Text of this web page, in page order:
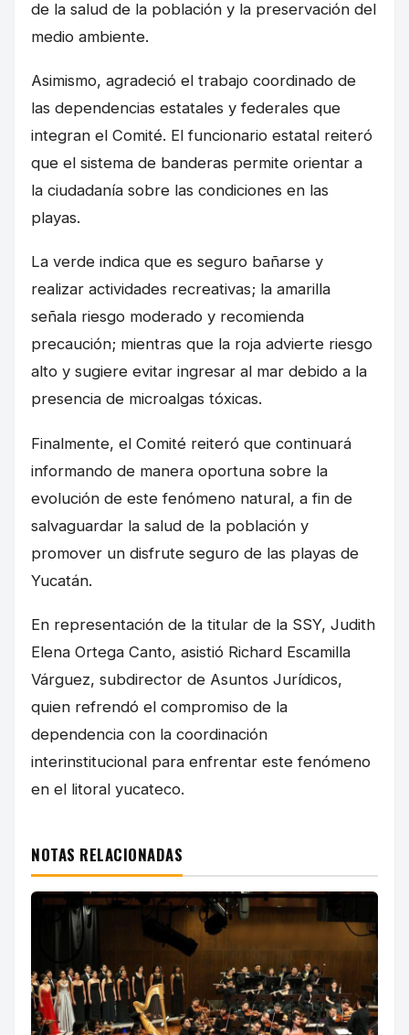
de la salud de la población y la preservación del
medio ambiente.
Asimismo, agradeció el trabajo coordinado de
las dependencias estatales y federales que
integran el Comité. El funcionario estatal reiteró
que el sistema de banderas permite orientar a
la ciudadanía sobre las condiciones en las
playas.
La verde indica que es seguro bañarse y
realizar actividades recreativas; la amarilla
señala riesgo moderado y recomienda
precaución; mientras que la roja advierte riesgo
alto y sugiere evitar ingresar al mar debido a la
presencia de microalgas tóxicas.
Finalmente, el Comité reiteró que continuará
informando de manera oportuna sobre la
evolución de este fenómeno natural, a fin de
salvaguardar la salud de la población y
promover un disfrute seguro de las playas de
Yucatán.
En representación de la titular de la SSY, Judith
Elena Ortega Canto, asistió Richard Escamilla
Várguez, subdirector de Asuntos Jurídicos,
quien refrendó el compromiso de la
dependencia con la coordinación
interinstitucional para enfrentar este fenómeno
en el litoral yucateco.
NOTAS RELACIONADAS